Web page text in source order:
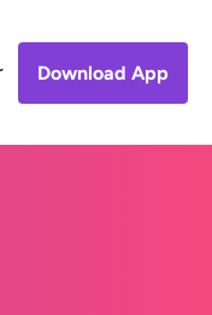
Download App